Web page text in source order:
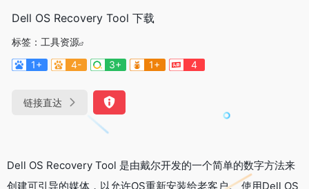
Dell OS Recovery Tool 下载
标签： 工具资源
1+
4- 3+ 1+ 4
链接直达
Dell OS Recovery Tool 是由戴尔开发的一个简单的数字方法来
创建可引导的媒体，以允许OS重新安装给老客户。 使用Dell OS